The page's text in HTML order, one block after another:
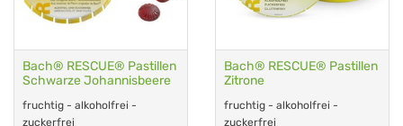
Bach® RESCUE® Pastillen
Schwarze Johannisbeere
fruchtig - alkoholfrei -
zuckerfrei
Bach® RESCUE® Pastillen
Zitrone
fruchtig - alkoholfrei -
zuckerfrei